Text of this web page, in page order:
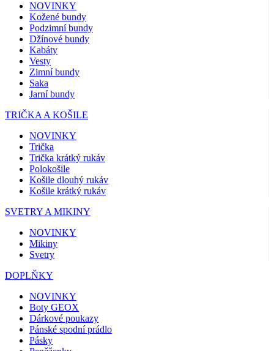
NOVINKY
Kožené bundy
Podzimní bundy
Džínové bundy
Kabáty
Vesty
Zimní bundy
Saka
Jarní bundy
TRIČKA A KOŠILE
NOVINKY
Trička
Trička krátký rukáv
Polokošile
Košile dlouhý rukáv
Košile krátký rukáv
SVETRY A MIKINY
NOVINKY
Mikiny
Svetry
DOPLŇKY
NOVINKY
Boty GEOX
Dárkové poukazy
Pánské spodní prádlo
Pásky